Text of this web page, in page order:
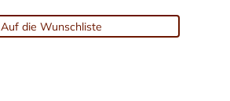
Auf die Wunschliste